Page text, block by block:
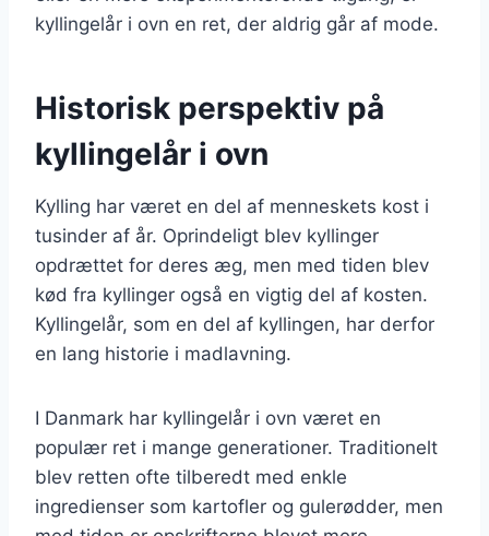
kyllingelår i ovn en ret, der aldrig går af mode.
Historisk perspektiv på
kyllingelår i ovn
Kylling har været en del af menneskets kost i
tusinder af år. Oprindeligt blev kyllinger
opdrættet for deres æg, men med tiden blev
kød fra kyllinger også en vigtig del af kosten.
Kyllingelår, som en del af kyllingen, har derfor
en lang historie i madlavning.
I Danmark har kyllingelår i ovn været en
populær ret i mange generationer. Traditionelt
blev retten ofte tilberedt med enkle
ingredienser som kartofler og gulerødder, men